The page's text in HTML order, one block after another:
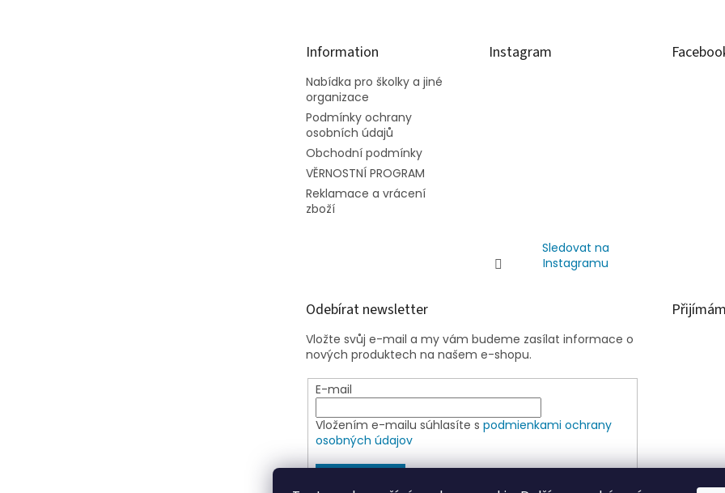
Information
Nabídka pro školky a jiné
organizace
Podmínky ochrany
osobních údajů
Obchodní podmínky
VĚRNOSTNÍ PROGRAM
Reklamace a vrácení
zboží
Instagram
Sledovat na
Instagramu
Odebírat newsletter
Vložte svůj e-mail a my vám budeme zasílat informace o
nových produktech na našem e-shopu.
E-mail
Vložením e-mailu súhlasíte s podmienkami ochrany
osobných údajov